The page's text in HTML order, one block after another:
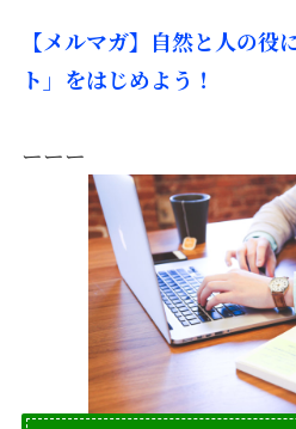
【メルマガ】自然と人の役
ト」をはじめよう！
ーーー